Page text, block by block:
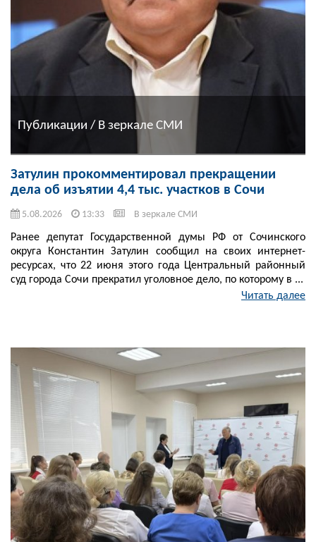
Публикации / В зеркале СМИ
Затулин прокомментировал прекращении
дела об изъятии 4,4 тыс. участков в Сочи
5.08.2026 13:33 В зеркале СМИ
Ранее депутат Государственной думы РФ от Сочинского
округа Константин Затулин сообщил на своих интернет-
ресурсах, что 22 июня этого года Центральный районный
суд города Сочи прекратил уголовное дело, по которому в ...
Читать далее